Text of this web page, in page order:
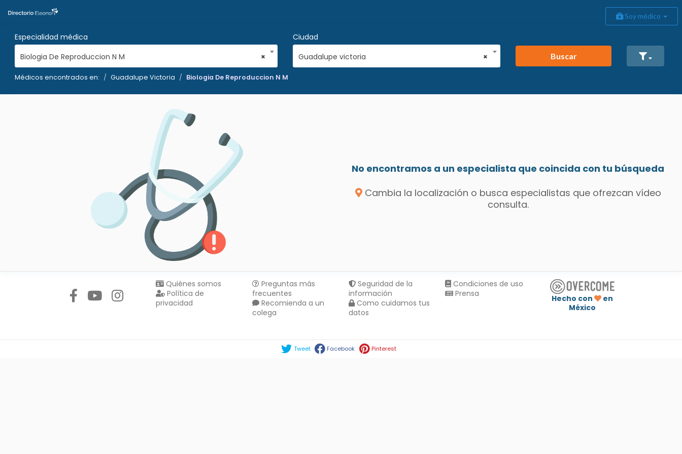
Soy médico
Especialidad médica
×
Biologia De Reproduccion N M
Ciudad
×
Guadalupe victoria Buscar
Médicos encontrados en: Guadalupe Victoria Biologia De Reproduccion N M
No encontramos a un especialista que coincida con tu búsqueda
Cambia la localización o busca especialistas que ofrezcan vídeo
consulta.
Quiénes somos
Política de
privacidad
Preguntas más
frecuentes
Recomienda a un
colega
Seguridad de la
información
Como cuidamos tus
datos
Condiciones de uso
Prensa
Hecho con
en
México
Tweet Facebook Pinterest